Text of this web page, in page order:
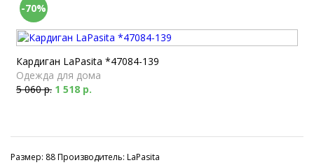
-70%
Кардиган LaPasita *47084-139
Одежда для дома
5 060 р. 1 518 р.
Размер: 88 Производитель: LaPasita